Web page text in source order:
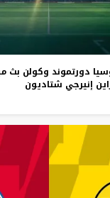
دورتموند وكولن بث
إنيرجي شتاديون